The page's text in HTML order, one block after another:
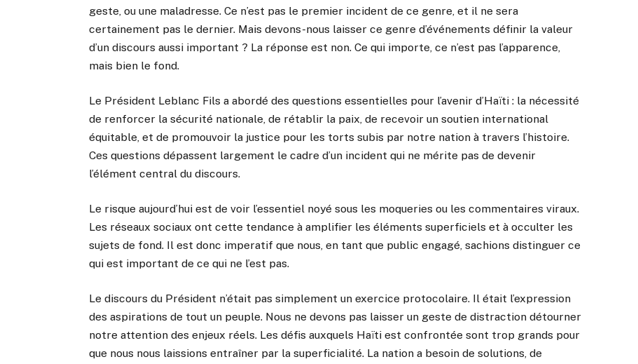
geste, ou une maladresse. Ce n’est pas le premier incident de ce genre, et il ne sera
certainement pas le dernier. Mais devons-nous laisser ce genre d’événements définir la valeur
d’un discours aussi important ? La réponse est non. Ce qui importe, ce n’est pas l’apparence,
mais bien le fond.
Le Président Leblanc Fils a abordé des questions essentielles pour l’avenir d’Haïti : la nécessité
de renforcer la sécurité nationale, de rétablir la paix, de recevoir un soutien international
équitable, et de promouvoir la justice pour les torts subis par notre nation à travers l’histoire.
Ces questions dépassent largement le cadre d’un incident qui ne mérite pas de devenir
l’élément central du discours.
Le risque aujourd’hui est de voir l’essentiel noyé sous les moqueries ou les commentaires viraux.
Les réseaux sociaux ont cette tendance à amplifier les éléments superficiels et à occulter les
sujets de fond. Il est donc imperatif que nous, en tant que public engagé, sachions distinguer ce
qui est important de ce qui ne l’est pas.
Le discours du Président n’était pas simplement un exercice protocolaire. Il était l’expression
des aspirations de tout un peuple. Nous ne devons pas laisser un geste de distraction détourner
notre attention des enjeux réels. Les défis auxquels Haïti est confrontée sont trop grands pour
que nous nous laissions entraîner par la superficialité. La nation a besoin de solutions, de